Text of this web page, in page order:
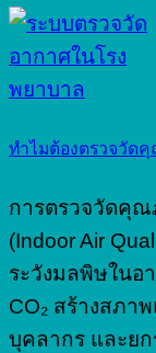
ทำไมต้องตรวจวัด
การตรวจวัดคุณ
(Indoor Air
ระวังมลพิษในอ
CO₂ สร้างสภา
บุคลากร และยก